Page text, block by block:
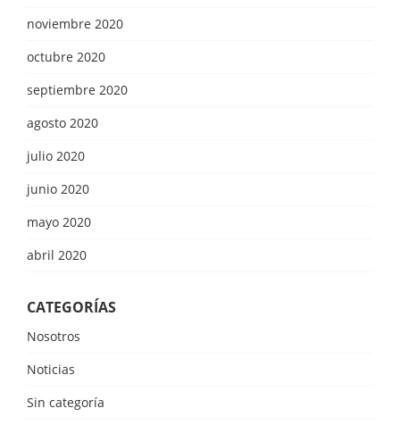
noviembre 2020
octubre 2020
septiembre 2020
agosto 2020
julio 2020
junio 2020
mayo 2020
abril 2020
CATEGORÍAS
Nosotros
Noticias
Sin categoría